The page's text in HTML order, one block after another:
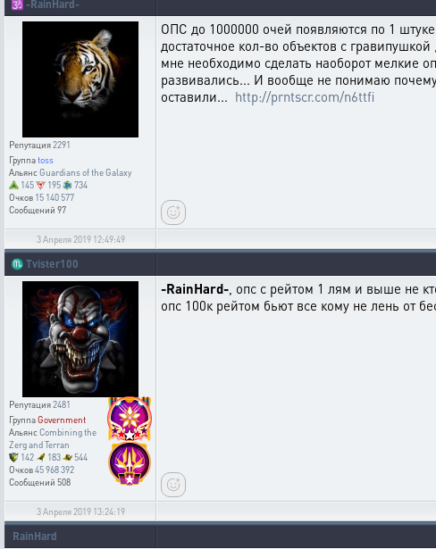
🕉️ -RainHard-
Репутация2291
Группаtoss
АльянсGuardians of the Galaxy
145
195
734
Очков 15 140 577
Сообщений 97
ОПС до 1000000 очей появляются по 1
достаточное кол-во объектов с
мне необходимо сделать наоборот мелкие
развивались... И вообще не понимаю
оставили... http://prntscr.com/n6ttfi
3 Апреля 2019 12:49:49
♏ Tvister100
Репутация2481
ГруппаGovernment
АльянсCombining the
Zerg and Terran
142
183
544
Очков45 968 392
Сообщений 508
-RainHard-, опс с рейтом 1 лям и выше не
опс 100к рейтом бьют все кому не лень от
3 Апреля 2019 13:24:19
RainHard